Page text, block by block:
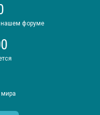
нашем форуме
мира